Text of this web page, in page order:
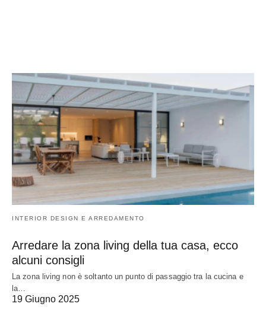
INTERIOR DESIGN E ARREDAMENTO
Arredare la zona living della tua casa, ecco
alcuni consigli
La zona living non è soltanto un punto di passaggio tra la cucina e
la…
19 Giugno 2025